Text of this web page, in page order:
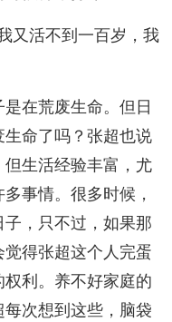
又活不到一百岁，我
在荒废生命。但日
命了吗？张超也说
生活经验丰富，尤
事情。很多时候，
，只不过，如果那
得张超这个人完蛋
利。养不好家庭的
次想到这些，脑袋